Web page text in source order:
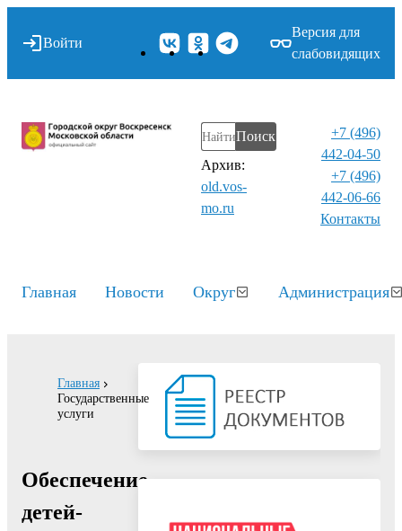
Войти
Версия для
слабовидящих
Поиск
Архив:
old.vos-
mo.ru
+7 (496)
442-04-50
+7 (496)
442-06-66
Контакты⁠
Главная Новости Округ Администрация
Главная
Государственные
услуги
Обеспечение
детей-